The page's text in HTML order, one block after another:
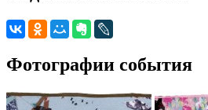
Фотографии события